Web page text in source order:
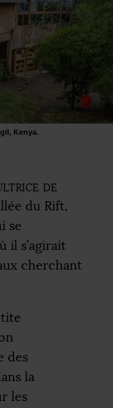
Kenya.
de
du Rift,
se
il s’agirait
cherchant
des
la
les